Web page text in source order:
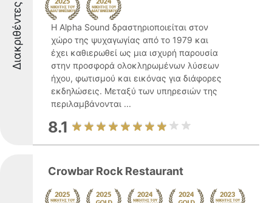
Διακριθέντες
Η Alpha Sound δραστηριοποιείται στον
χώρο της ψυχαγωγίας από το 1979 και
έχει καθιερωθεί ως μια ισχυρή παρουσία
στην προσφορά ολοκληρωμένων λύσεων
ήχου, φωτισμού και εικόνας για διάφορες
εκδηλώσεις. Μεταξύ των υπηρεσιών της
περιλαμβάνονται ...
8.1
Crowbar Rock Restaurant